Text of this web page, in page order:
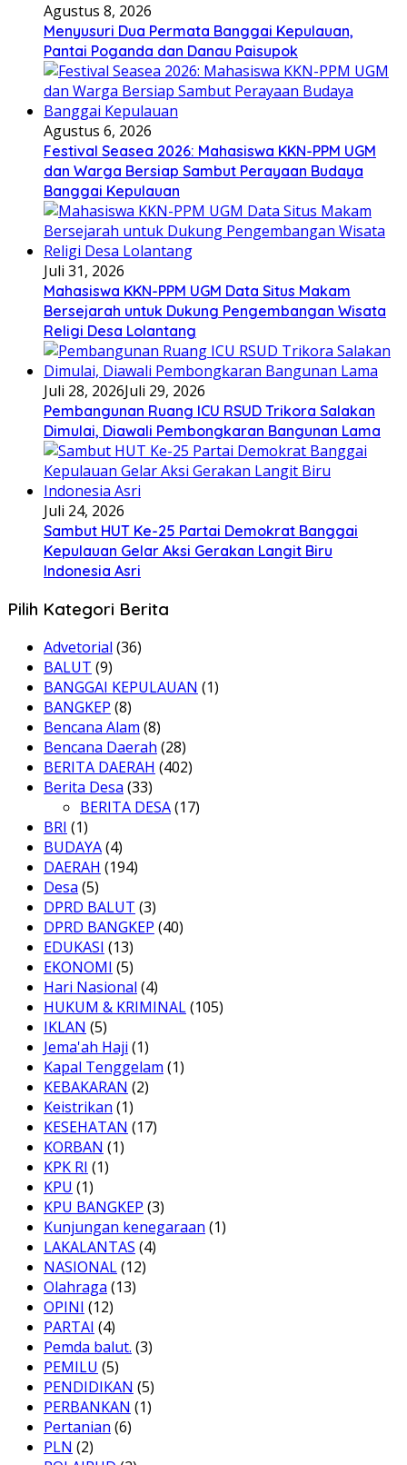
Agustus 8, 2026
Menyusuri Dua Permata Banggai Kepulauan,
Pantai Poganda dan Danau Paisupok
Agustus 6, 2026
Festival Seasea 2026: Mahasiswa KKN-PPM UGM
dan Warga Bersiap Sambut Perayaan Budaya
Banggai Kepulauan
Juli 31, 2026
Mahasiswa KKN-PPM UGM Data Situs Makam
Bersejarah untuk Dukung Pengembangan Wisata
Religi Desa Lolantang
Juli 28, 2026Juli 29, 2026
Pembangunan Ruang ICU RSUD Trikora Salakan
Dimulai, Diawali Pembongkaran Bangunan Lama
Juli 24, 2026
Sambut HUT Ke-25 Partai Demokrat Banggai
Kepulauan Gelar Aksi Gerakan Langit Biru
Indonesia Asri
Pilih Kategori Berita
Advetorial (36)
BALUT (9)
BANGGAI KEPULAUAN (1)
BANGKEP (8)
Bencana Alam (8)
Bencana Daerah (28)
BERITA DAERAH (402)
Berita Desa (33)
BERITA DESA(17)
BRI (1)
BUDAYA(4)
DAERAH (194)
Desa (5)
DPRD BALUT (3)
DPRD BANGKEP (40)
EDUKASI (13)
EKONOMI (5)
Hari Nasional (4)
HUKUM & KRIMINAL(105)
IKLAN (5)
Jema'ah Haji (1)
Kapal Tenggelam (1)
KEBAKARAN (2)
Keistrikan (1)
KESEHATAN (17)
KORBAN (1)
KPK RI (1)
KPU (1)
KPU BANGKEP (3)
Kunjungan kenegaraan (1)
LAKALANTAS (4)
NASIONAL(12)
Olahraga (13)
OPINI (12)
PARTAI (4)
Pemda balut. (3)
PEMILU (5)
PENDIDIKAN (5)
PERBANKAN (1)
Pertanian (6)
PLN (2)